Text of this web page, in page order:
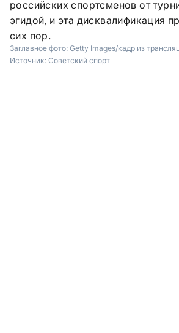
российских спортсменов от
эгидой, и эта дисквалификация
сих пор.
Заглавное фото: Getty Images/кадр из
Источник: Советский спорт